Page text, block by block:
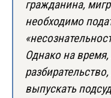
гражданина,
необходимо
Однако на
выпускать